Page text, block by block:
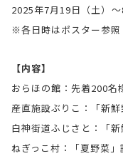
2025年7月19日（土）〜
※各日時はポスター参照
【内容】
おらほの館：先着200名
産直施設ぶりこ：「新
白神街道ふじさと：「
ねぎっこ村：「夏野菜」